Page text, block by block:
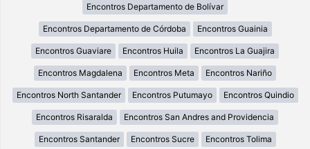
Encontros Departamento de Bolívar
Encontros Departamento de Córdoba Encontros Guainia
Encontros Guaviare Encontros Huila Encontros La Guajira
Encontros Magdalena Encontros Meta Encontros Nariño
Encontros North Santander Encontros Putumayo Encontros Quindio
Encontros Risaralda Encontros San Andres and Providencia
Encontros Santander Encontros Sucre Encontros Tolima